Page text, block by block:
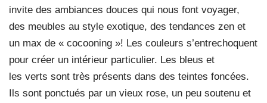
invite des ambiances douces qui nous font voyager,
des meubles au style exotique, des tendances zen et
un max de « cocooning »! Les couleurs s’entrechoquent
pour créer un intérieur particulier. Les bleus et
les verts sont très présents dans des teintes foncées.
Ils sont ponctués par un vieux rose, un peu soutenu et